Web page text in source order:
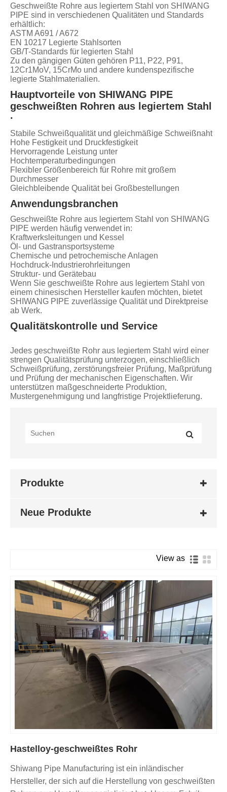
Geschweißte Rohre aus legiertem Stahl von SHIWANG
PIPE sind in verschiedenen Qualitäten und Standards
erhältlich:
ASTM A691 / A672
EN 10217 Legierte Stahlsorten
GB/T-Standards für legierten Stahl
Zu den gängigen Güten gehören P11, P22, P91,
12Cr1MoV, 15CrMo und andere kundenspezifische
legierte Stahlmaterialien.
Hauptvorteile von SHIWANG PIPE
geschweißten Rohren aus legiertem Stahl
·
Stabile Schweißqualität und gleichmäßige Schweißnaht
Hohe Festigkeit und Druckfestigkeit
Hervorragende Leistung unter
Hochtemperaturbedingungen
Flexibler Größenbereich für Rohre mit großem
Durchmesser
Gleichbleibende Qualität bei Großbestellungen
Anwendungsbranchen
Geschweißte Rohre aus legiertem Stahl von SHIWANG
PIPE werden häufig verwendet in:
Kraftwerksleitungen und Kessel
Öl- und Gastransportsysteme
Chemische und petrochemische Anlagen
Hochdruck-Industrierohrleitungen
Struktur- und Gerätebau
Wenn Sie geschweißte Rohre aus legiertem Stahl von
einem chinesischen Hersteller kaufen möchten, bietet
SHIWANG PIPE zuverlässige Qualität und Direktpreise
ab Werk.
Qualitätskontrolle und Service
Jedes geschweißte Rohr aus legiertem Stahl wird einer
strengen Qualitätsprüfung unterzogen, einschließlich
Schweißprüfung, zerstörungsfreier Prüfung, Maßprüfung
und Prüfung der mechanischen Eigenschaften. Wir
unterstützen maßgeschneiderte Produktion,
Mustergenehmigung und langfristige Projektlieferung.
Produkte
Neue Produkte
View as
Hastelloy-geschweißtes Rohr
Shiwang Pipe Manufacturing ist ein inländischer
Hersteller, der sich auf die Herstellung von geschweißten